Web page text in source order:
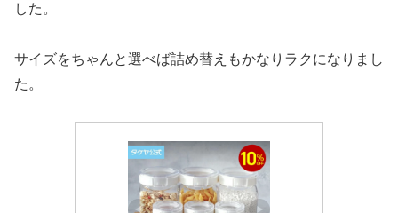
した。
サイズをちゃんと選べば詰め替えもかなりラクになりまし
た。